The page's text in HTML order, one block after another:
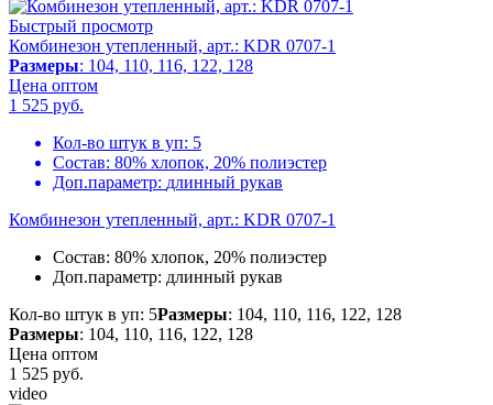
Быстрый просмотр
Комбинезон утепленный, арт.: KDR 0707-1
Размеры: 104, 110, 116, 122, 128
Цена оптом
1 525 руб.
Кол-во штук в уп: 5
Состав: 80% хлопок, 20% полиэстер
Доп.параметр: длинный рукав
Комбинезон утепленный, арт.: KDR 0707-1
Состав: 80% хлопок, 20% полиэстер
Доп.параметр: длинный рукав
Кол-во штук в уп: 5Размеры: 104, 110, 116, 122, 128
Размеры: 104, 110, 116, 122, 128
Цена оптом
1 525 руб.
video